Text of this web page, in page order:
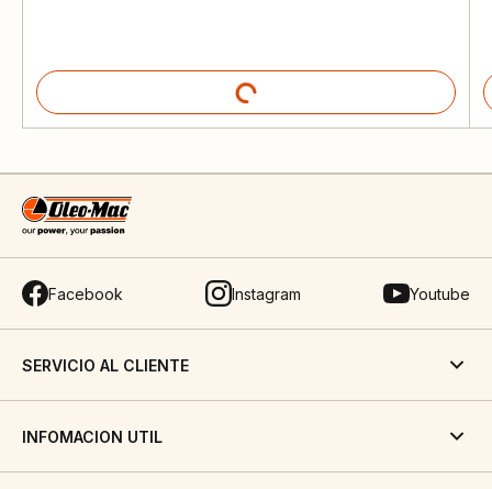
Facebook Instagram Youtube
SERVICIO AL CLIENTE
INFOMACION UTIL